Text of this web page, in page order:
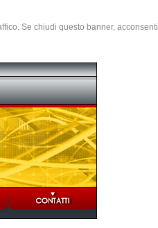
Se chiudi questo banner, acconsenti